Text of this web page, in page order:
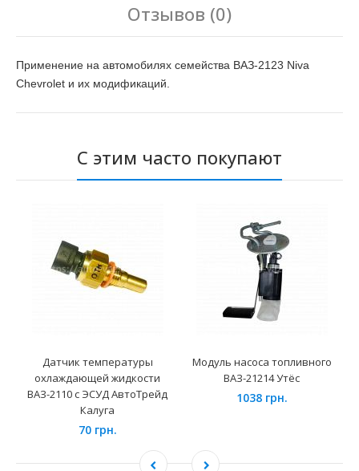
Отзывов (0)
Применение на автомобилях семейства ВАЗ-2123 Niva
Chevrolet и их модификаций.
С этим часто покупают
Датчик температуры
охлаждающей жидкости
ВАЗ-2110 с ЭСУД АвтоТрейд
Калуга
70 грн.
Модуль насоса топливного
ВАЗ-21214 Утёс
1038 грн.